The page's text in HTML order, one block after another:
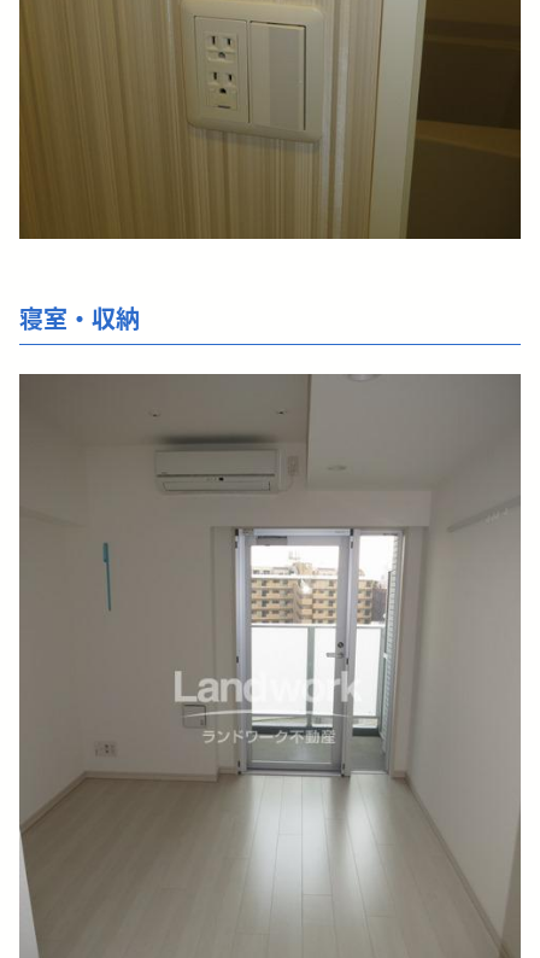
寝室・収納